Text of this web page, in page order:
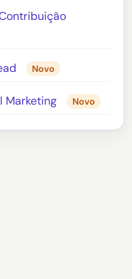
Novo
Marketing Novo